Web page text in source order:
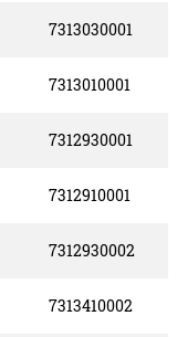
7313030001
7313010001
7312930001
7312910001
7312930002
7313410002